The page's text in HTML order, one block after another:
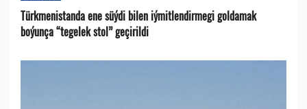
Türkmenistanda ene süýdi bilen iýmitlendirmegi goldamak
boýunça “tegelek stol” geçirildi